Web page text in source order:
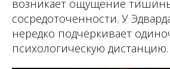
возникает ощущение
сосредоточенности. У
нередко подчёркивает
психологическую дистанцию.